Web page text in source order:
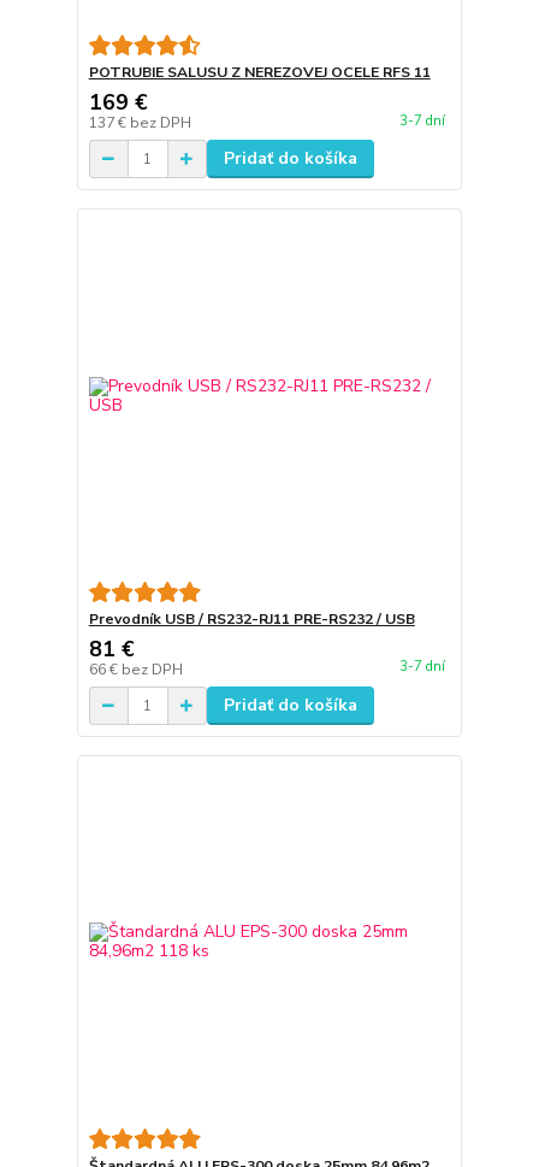
POTRUBIE SALUSU Z NEREZOVEJ OCELE RFS 11
169 €
137 € bez DPH 3-7 dní
Pridať do košíka
Prevodník USB / RS232-RJ11 PRE-RS232 / USB
81 €
66 € bez DPH 3-7 dní
Pridať do košíka